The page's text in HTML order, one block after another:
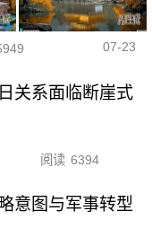
07-23
关系面临断崖式
阅读 6394
意图与军事转型